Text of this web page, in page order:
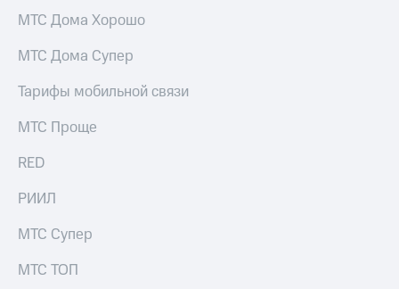
Еврооблигации-2023
о
именных
развитие
этика
На главную
МТС Дома Хорошо
МТС Дома Супер
Тарифы мобильной связи
МТС Проще
RED
РИИЛ
МТС Супер
МТС ТОП